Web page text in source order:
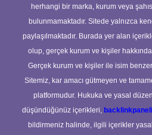
herhangi bir marka, kurum veya
bulunmamaktadır. Sitede yalnızca
paylaşılmaktadır. Burada yer alan
olup, gerçek kurum ve kişiler hakkında
Gerçek kurum ve kişiler ile isim
Sitemiz, kar amacı gütmeyen ve
platformudur. Hukuka ve yasal
düşündüğünüz içerikleri,
bildirmeniz halinde, ilgili içerikler